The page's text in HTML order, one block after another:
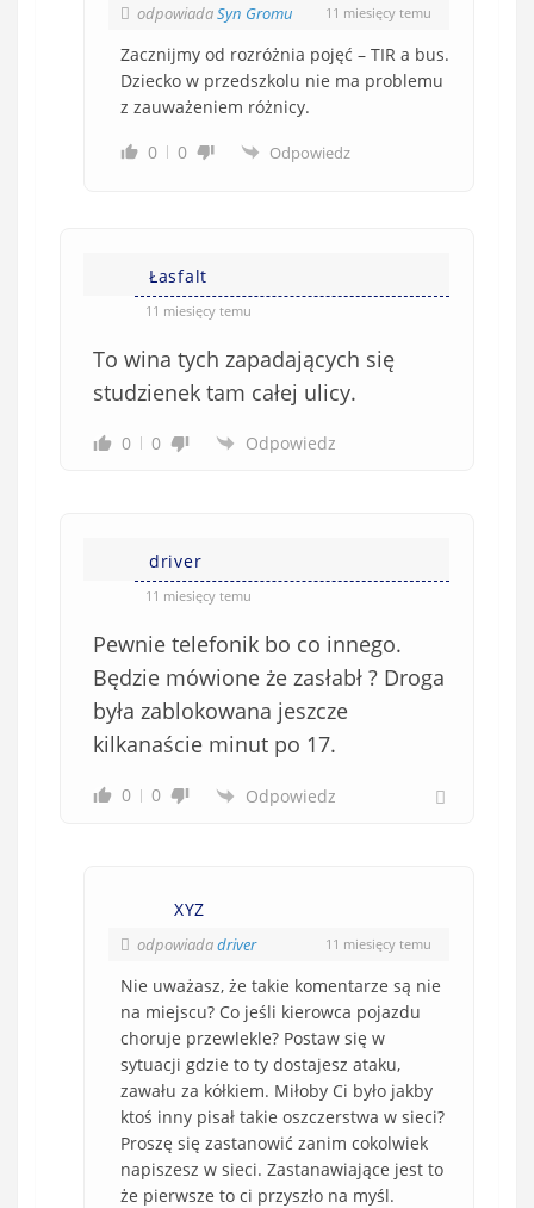
odpowiadaSyn Gromu 11 miesięcy temu
Zacznijmy od rozróżnia pojęć – TIR a bus.
Dziecko w przedszkolu nie ma problemu
z zauważeniem różnicy.
0
0 Odpowiedz
Łasfalt
11 miesięcy temu
To wina tych zapadających się
studzienek tam całej ulicy.
0 0 Odpowiedz
driver
11 miesięcy temu
Pewnie telefonik bo co innego.
Będzie mówione że zasłabł ? Droga
była zablokowana jeszcze
kilkanaście minut po 17.
0 0 Odpowiedz
XYZ
odpowiadadriver 11 miesięcy temu
Nie uważasz, że takie komentarze są nie
na miejscu? Co jeśli kierowca pojazdu
choruje przewlekle? Postaw się w
sytuacji gdzie to ty dostajesz ataku,
zawału za kółkiem. Miłoby Ci było jakby
ktoś inny pisał takie oszczerstwa w sieci?
Proszę się zastanowić zanim cokolwiek
napiszesz w sieci. Zastanawiające jest to
że pierwsze to ci przyszło na myśl.